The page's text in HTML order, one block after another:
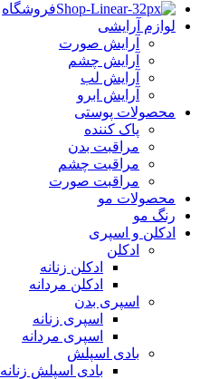
فروشگاه
لوازم آرایشی
آرایش صورت
آرایش چشم
آرایش لب
آرایش ابرو
محصولات پوستی
پاک کننده
مراقبت بدن
مراقبت چشم
مراقبت صورت
محصولات مو
رنگ مو
ادکلن و اسپری
ادکلن
ادکلن زنانه
ادکلن مردانه
اسپری بدن
اسپری زنانه
اسپری مردانه
بادی اسپلش
بادی اسپلش زنانه